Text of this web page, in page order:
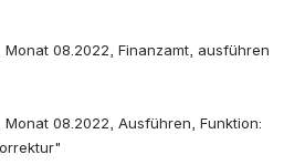
08.2022, Finanzamt, ausführen
08.2022, Ausführen, Funktion: